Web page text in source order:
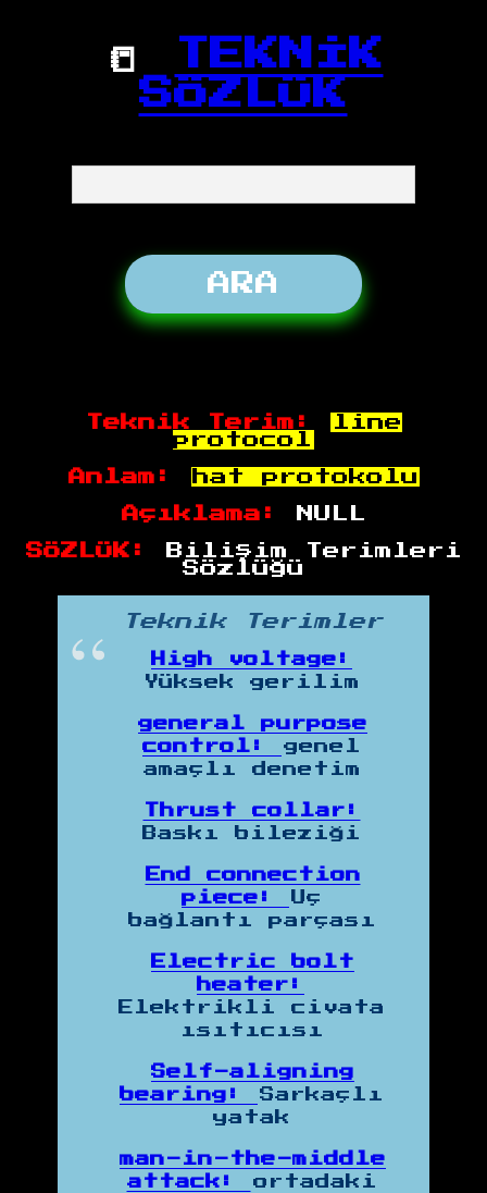
📒
TEKNİK
SÖZLÜK
Teknik Terim:
line
protocol
Anlam: hat protokolu
Açıklama: NULL
SÖZLÜK:
Bilişim Terimleri
Sözlüğü
Teknik Terimler
High voltage:
Yüksek gerilim
general purpose
control:
genel
amaçlı denetim
Thrust collar:
Baskı bileziği
End connection
piece:
Uç
bağlantı parçası
Electric bolt
heater:
Elektrikli civata
ısıtıcısı
Self-aligning
bearing:
Sarkaçlı
yatak
man-in-the-middle
attack:
ortadaki